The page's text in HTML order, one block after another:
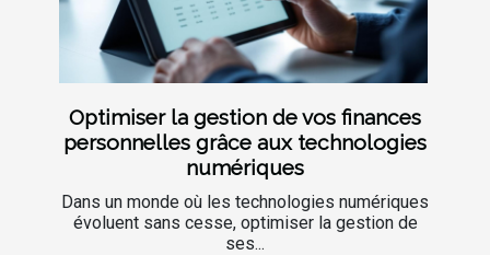
Optimiser la gestion de vos finances
personnelles grâce aux technologies
numériques
Dans un monde où les technologies numériques
évoluent sans cesse, optimiser la gestion de
ses...